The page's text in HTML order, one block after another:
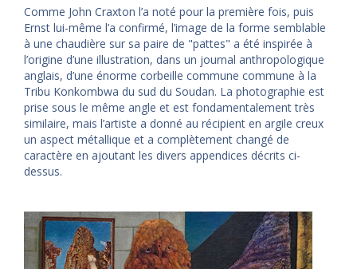
Comme John Craxton l’a noté pour la première fois, puis
Ernst lui-même l’a confirmé, l’image de la forme semblable
à une chaudière sur sa paire de "pattes" a été inspirée à
l’origine d’une illustration, dans un journal anthropologique
anglais, d’une énorme corbeille commune commune à la
Tribu Konkombwa du sud du Soudan. La photographie est
prise sous le même angle et est fondamentalement très
similaire, mais l’artiste a donné au récipient en argile creux
un aspect métallique et a complètement changé de
caractère en ajoutant les divers appendices décrits ci-
dessus.